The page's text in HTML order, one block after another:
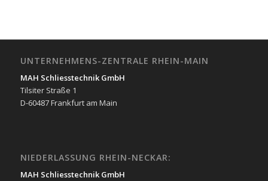
UNTERNEHMENS-ZENTRALE RHEIN-MAIN
MAH Schliesstechnik GmbH
Tilsiter Straße 1
D-60487 Frankfurt am Main
NIEDERLASSUNG RHEIN-NECKAR:
MAH Schliesstechnik GmbH